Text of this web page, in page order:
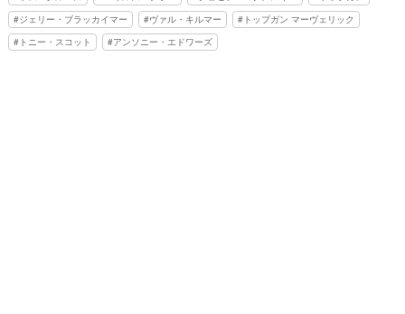
ジェリー・ブラッカイマー
ヴァル・キルマー
トップガン マーヴェリック
トニー・スコット
アンソニー・エドワーズ